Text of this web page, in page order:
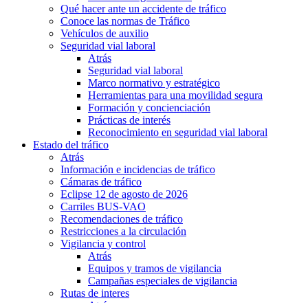
Qué hacer ante un accidente de tráfico
Conoce las normas de Tráfico
Vehículos de auxilio
Seguridad vial laboral
Atrás
Seguridad vial laboral
Marco normativo y estratégico
Herramientas para una movilidad segura
Formación y concienciación
Prácticas de interés
Reconocimiento en seguridad vial laboral
Estado del tráfico
Atrás
Información e incidencias de tráfico
Cámaras de tráfico
Eclipse 12 de agosto de 2026
Carriles BUS-VAO
Recomendaciones de tráfico
Restricciones a la circulación
Vigilancia y control
Atrás
Equipos y tramos de vigilancia
Campañas especiales de vigilancia
Rutas de interes